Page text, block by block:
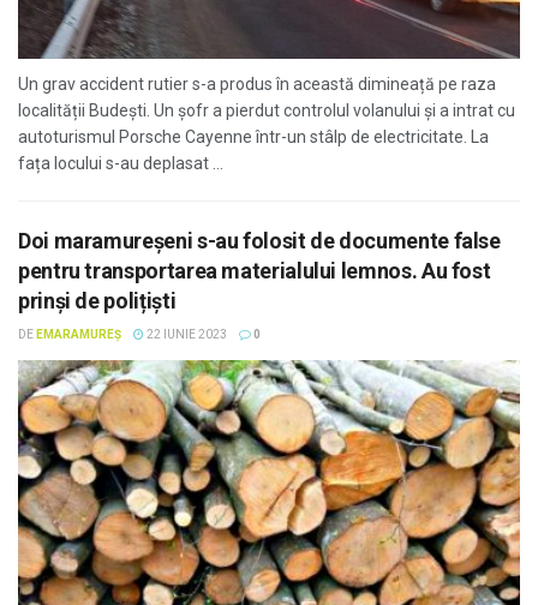
Un grav accident rutier s-a produs în această dimineață pe raza
localității Budești. Un şofr a pierdut controlul volanului şi a intrat cu
autoturismul Porsche Cayenne într-un stâlp de electricitate. La
fața locului s-au deplasat ...
Doi maramureșeni s-au folosit de documente false
pentru transportarea materialului lemnos. Au fost
prinși de polițiști
DE EMARAMUREȘ 22 IUNIE 2023 0